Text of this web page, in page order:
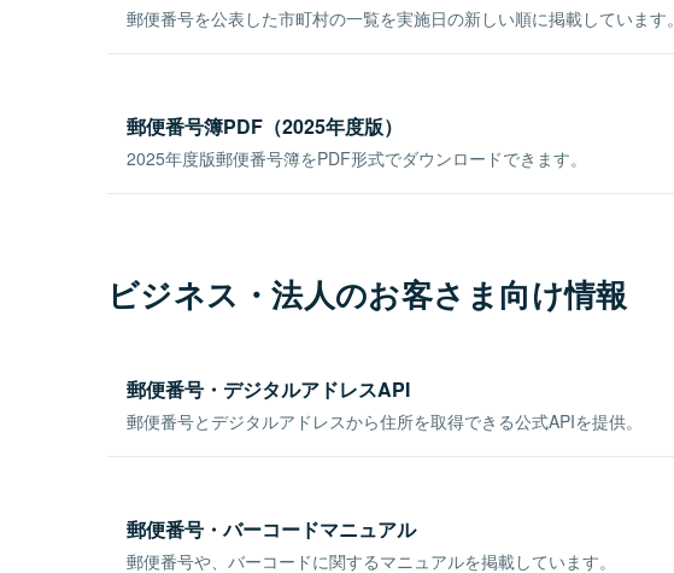
郵便番号を公表した市町村の一覧を実施日の新しい順に掲載しています。
郵便番号簿PDF（2025年度版）
2025年度版郵便番号簿をPDF形式でダウンロードできます。
ビジネス・法人のお客さま向け情報
郵便番号・デジタルアドレスAPI
郵便番号とデジタルアドレスから住所を取得できる公式APIを提供。
郵便番号・バーコードマニュアル
郵便番号や、バーコードに関するマニュアルを掲載しています。